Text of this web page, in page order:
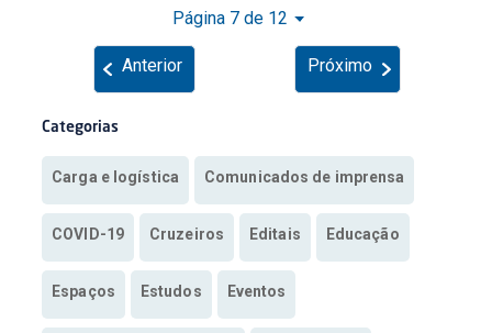
Página 7 de 12
Anterior Próximo
Categorias
Carga e logística Comunicados de imprensa
COVID-19 Cruzeiros Editais Educação
Espaços Estudos Eventos